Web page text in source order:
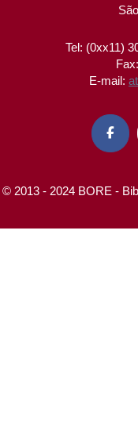
Tel: (0xx11)
E-mail:

© 2013 - 2024 BORE -